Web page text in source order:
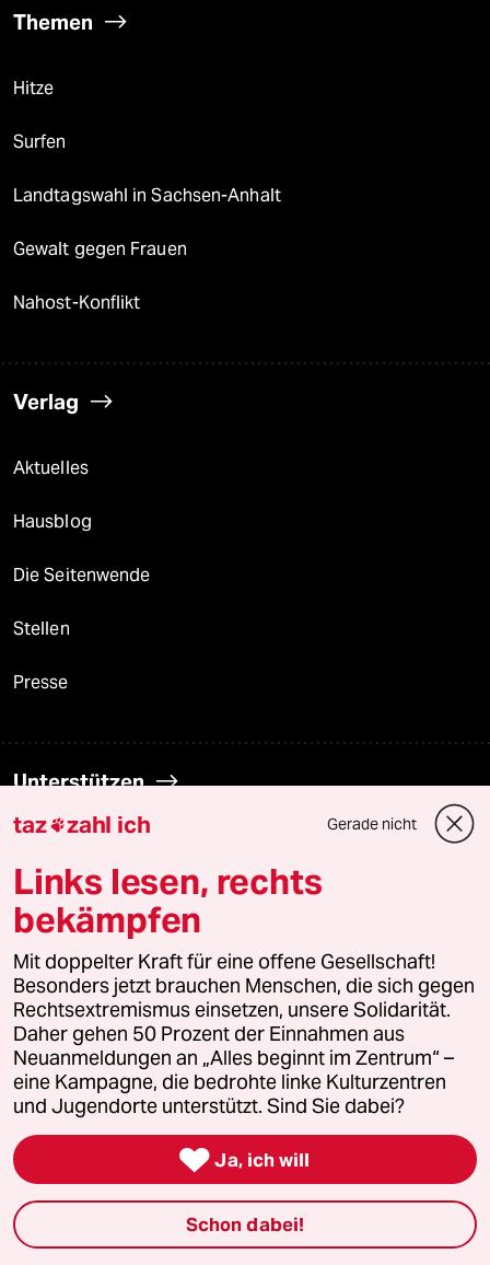
Themen
Hitze
Surfen
Landtagswahl in Sachsen-Anhalt
Gewalt gegen Frauen
Nahost-Konflikt
Verlag
Aktuelles
Hausblog
Die Seitenwende
Stellen
Presse
Unterstützen
genossenschaft
taz zahl ich
recherchefonds ausland
panterstiftung
panterpreis 2026
Podcast
taz zahl ich Gerade nicht
Links lesen, rechts
bekämpfen
Mit doppelter Kraft für eine offene Gesellschaft!
Besonders jetzt brauchen Menschen, die sich gegen
Rechtsextremismus einsetzen, unsere Solidarität.
Daher gehen 50 Prozent der Einnahmen aus
Neuanmeldungen an „Alles beginnt im Zentrum“ –
eine Kampagne, die bedrohte linke Kulturzentren
und Jugendorte unterstützt. Sind Sie dabei?
 Ja, ich will
Schon dabei!